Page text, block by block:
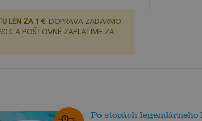
LEN ZA 1 €.DOPRAVA ZADARMO
€ A POŠTOVNÉ ZAPLATÍME ZA
Po stopách legendárneho